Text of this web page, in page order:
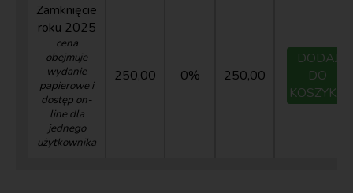
Zamknięcie
roku 2025
cena
obejmuje
wydanie
papierowe i
dostęp on-
line dla
jednego
użytkownika
250,00 0% 250,00
DODAJ
DO
KOSZYKA